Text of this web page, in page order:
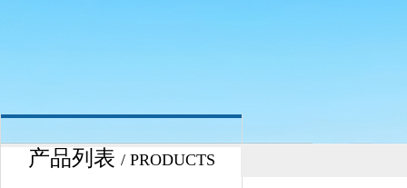
产品列表 / PRODUCTS